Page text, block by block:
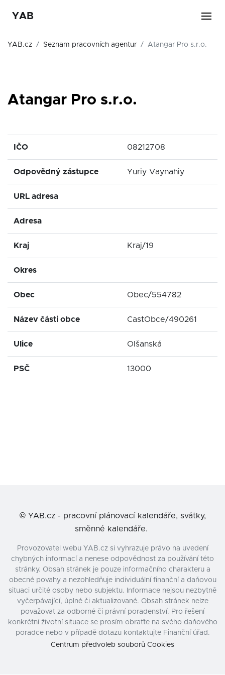
YAB
YAB.cz Seznam pracovních agentur Atangar Pro s.r.o.
Atangar Pro s.r.o.
IČO 08212708
Odpovědný zástupce Yuriy Vaynahiy
URL adresa
Adresa
Kraj Kraj/19
Okres
Obec Obec/554782
Název části obce CastObce/490261
Ulice Olšanská
PSČ 13000
© YAB.cz - pracovní plánovací kalendáře, svátky,
směnné kalendáře.
Provozovatel webu YAB.cz si vyhrazuje právo na uvedení
chybných informací a nenese odpovědnost za používání této
stránky. Obsah stránek je pouze informačního charakteru a
obecné povahy a nezohledňuje individuální finanční a daňovou
situaci určité osoby nebo subjektu. Informace nejsou nezbytně
vyčerpávající, úplné či aktualizované. Obsah stránek nelze
považovat za odborné či právní poradenství. Pro řešení
konkrétní životní situace se prosím obraťte na svého daňového
poradce nebo v případě dotazu kontaktujte Finanční úřad.
Centrum předvoleb souborů Cookies